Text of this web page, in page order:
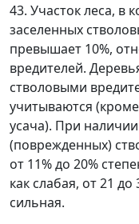
43. Участок леса, в
заселенных
превышает 10%,
вредителей.
стволовыми
учитываются
усача). При
(поврежденных)
от 11% до 20%
как слабая, от 21
сильная.